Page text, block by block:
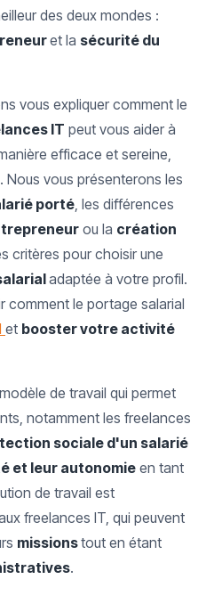
des deux mondes :
et la sécurité du
vous expliquer comment le
IT peut vous aider à
efficace et sereine,
vous présenterons les
porté, les différences
ou la création
critères pour choisir une
adaptée à votre profil.
comment le portage salarial
et booster votre activité
de travail qui permet
notamment les freelances
sociale d'un salarié
et leur autonomie en tant
de travail est
freelances IT, qui peuvent
missionstout en étant
.